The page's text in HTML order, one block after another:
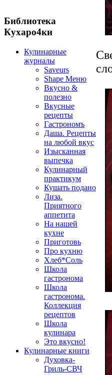
Библиотека
Кухаро4ки
Кулинарные
журналы
Saveurs
Shape Меню
Вкусно &
полезно
Вкусные
рецепты
Гастрономъ
Даша. Рецепты
на любой вкус
Изысканная
выпечка
Кулинарный
практикум
Кушать подано
Лиза.
Приятного
аппетита
На нашей
кухне
Приготовь
Про кухню
Хлеб*Соль
Школа
гастронома
Школа
гастронома.
Коллекция
рецептов
Школа
кулинара
Это вкусно!
Кулинарные книги
Духовка-
Гриль-СВЧ